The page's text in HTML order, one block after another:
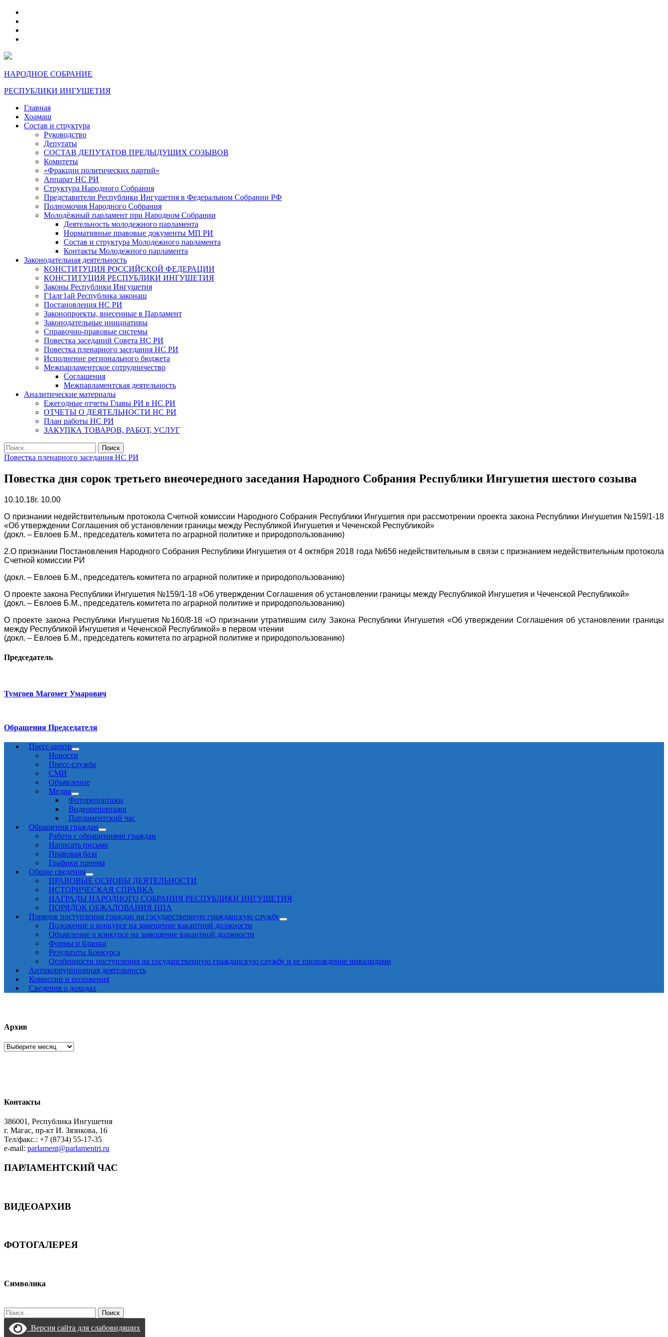
НАРОДНОЕ СОБРАНИЕ
РЕСПУБЛИКИ ИНГУШЕТИЯ
Главная
Хоамаш
Состав и структура
Руководство
Депутаты
СОСТАВ ДЕПУТАТОВ ПРЕДЫДУЩИХ СОЗЫВОВ
Комитеты
«Фракции политических партий»
Аппарат НС РИ
Структура Народного Собрания
Представители Республики Ингушетия в Федеральном Собрании РФ
Полномочия Народного Собрания
Молодёжный парламент при Народном Собрании
Деятельность молодежного парламента
Нормативные правовые документы МП РИ
Состав и структура Молодежного парламента
Контакты Молодежного парламента
Законодательная деятельность
КОНСТИТУЦИЯ РОССИЙСКОЙ ФЕДЕРАЦИИ
КОНСТИТУЦИЯ РЕСПУБЛИКИ ИНГУШЕТИЯ
Законы Республики Ингушетия
Г1алг1ай Республика законаш
Постановления НС РИ
Законопроекты, внесенные в Парламент
Законодательные инициативы
Справочно-правовые системы
Повестка заседаний Совета НС РИ
Повестка пленарного заседания НС РИ
Исполнение регионального бюджета
Межпарламентское сотрудничество
Соглашения
Межпарламентская деятельность
Аналитические материалы
Ежегодные отчеты Главы РИ в НС РИ
ОТЧЕТЫ О ДЕЯТЕЛЬНОСТИ НС РИ
План работы НС РИ
ЗАКУПКА ТОВАРОВ, РАБОТ, УСЛУГ
Найти:
Повестка пленарного заседания НС РИ
Повестка дня сорок третьего внеочередного заседания Народного Собрания Республики Ингушетия шестого созыва
10.10.18г. 10.00
О признании недействительным протокола Счетной комиссии Народного Собрания Республики Ингушетия при рассмотрении проекта закона Республики Ингушетия №159/1-18
«Об утверждении Соглашения об установлении границы между Республикой Ингушетия и Чеченской Республикой»
(докл. – Евлоев Б.М., председатель комитета по аграрной политике и природопользованию)
2.О признании Постановления Народного Собрания Республики Ингушетия от 4 октября 2018 года №656 недействительным в связи с признанием недействительным протокола
Счетной комиссии РИ
(докл. – Евлоев Б.М., председатель комитета по аграрной политике и природопользованию)
О проекте закона Республики Ингушетия №159/1-18 «Об утверждении Соглашения об установлении границы между Республикой Ингушетия и Чеченской Республикой»
(докл. – Евлоев Б.М., председатель комитета по аграрной политике и природопользованию)
О проекте закона Республики Ингушетия №160/8-18 «О признании утратившим силу Закона Республики Ингушетия «Об утверждении Соглашения об установлении границы
между Республикой Ингушетия и Чеченской Республикой» в первом чтении
(докл. – Евлоев Б.М., председатель комитета по аграрной политике и природопользованию)
Председатель
Тумгоев Магомет Умарович
Обращения Председателя
Пресс-центр
Новости
Пресс-служба
СМИ
Объявление
Медиа
Фоторепортажи
Видеорепортажи
Парламентский час
Обращения граждан
Работа с обращениями граждан
Написать письмо
Правовая база
Графики приема
Общие сведения
ПРАВОВЫЕ ОСНОВЫ ДЕЯТЕЛЬНОСТИ
ИСТОРИЧЕСКАЯ СПРАВКА
НАГРАДЫ НАРОДНОГО СОБРАНИЯ РЕСПУБЛИКИ ИНГУШЕТИЯ
ПОРЯДОК ОБЖАЛОВАНИЯ НПА
Порядок поступления граждан на государственную гражданскую службу
Положение о конкурсе на замещение вакантной должности
Объявление о конкурсе на замещение вакантной должности
Формы и бланки
Результаты Конкурса
Особенности поступления на государственную гражданскую службу и ее прохождение инвалидами
Антикоррупционная деятельность
Комиссии и положения
Сведения о доходах
Архив
Архив
Контакты
386001, Республика Ингушетия
г. Магас, пр-кт И. Зязикова, 16
Тел/факс.: +7 (8734) 55-17-35
e-mail: parlament@parlamentri.ru
ПАРЛАМЕНТСКИЙ ЧАС
ВИДЕОАРХИВ
ФОТОГАЛЕРЕЯ
Символика
Найти:
Версия сайта для слабовидящих